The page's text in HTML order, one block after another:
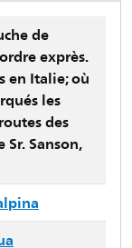
de
exprès.
en Italie; où
les
des
Sanson,